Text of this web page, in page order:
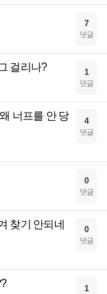
7
댓글
걸리나? 1
댓글
너프를 안 당
4
댓글
0
댓글
찾기 안되네
0
댓글
1